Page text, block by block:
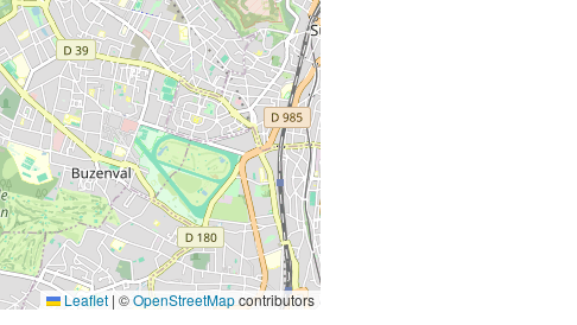
Leaflet | ©OpenStreetMapcontributors